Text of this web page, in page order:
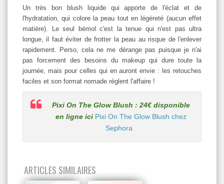
Un très bon blush liquide qui apporte de l'éclat et de
l'hydratation, qui colore la peau tout en légèreté (aucun effet
matière). Le seul bémol c'est la tenue qui n'est pas ultra
longue, il faut éviter de frotter la peau au risque de l'enlever
rapidement. Perso, cela ne me dérange pas puisque je n'ai
pas forcement des besoins du makeup qui dure toute la
journée, mais pour celles qui en auront envie : les retouches
faciles et son format nomade règlent l'affaire !
Pixi On The Glow Blush : 24€ disponible
en ligne ici Pixi On The Glow Blush chez
Sephora
ARTICLES SIMILAIRES